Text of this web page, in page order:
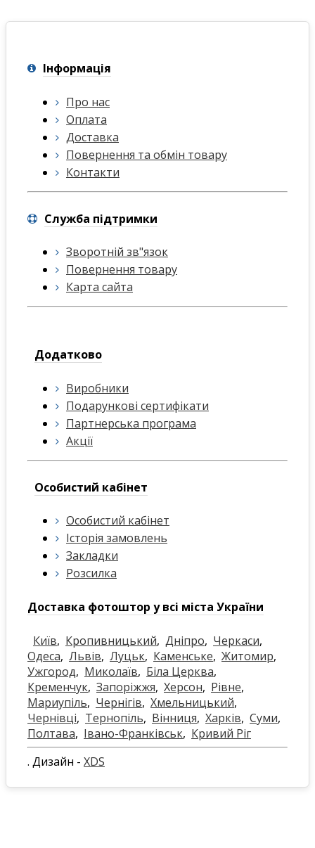
Інформація
Про нас
Оплата
Доставка
Повернення та обмін товару
Контакти
Служба підтримки
Зворотній зв"язок
Повернення товару
Карта сайта
Додатково
Виробники
Подарункові сертифікати
Партнерська програма
Акції
Особистий кабінет
Особистий кабінет
Історія замовлень
Закладки
Розсилка
Доставка фотоштор у всі міста України
Київ, Кропивницький, Дніпро, Черкаси,
Одеса, Львів, Луцьк, Каменське, Житомир,
Ужгород, Миколаїв, Біла Церква,
Кременчук, Запоріжжя, Херсон, Рівне,
Мариупіль, Чернігів, Хмельницький,
Чернівці, Тернопіль, Вінниця, Харків, Суми,
Полтава, Івано-Франківськ, Кривий Ріг
. Дизайн - XDS